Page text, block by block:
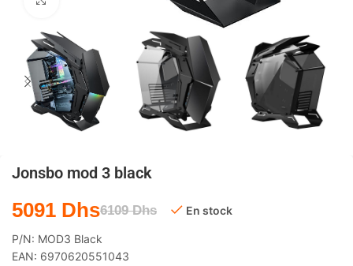
Jonsbo mod 3 black
6109Dhs
5091 Dhs En stock
P/N: MOD3 Black
EAN: 6970620551043